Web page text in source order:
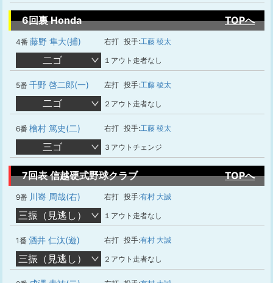
6回裏 Honda TOPへ
4番 藤野 隼大(捕) 右打 投手:工藤 稜太
二ゴ １アウト走者なし
5番 千野 啓二郎(一) 左打 投手:工藤 稜太
二ゴ ２アウト走者なし
6番 檜村 篤史(二) 右打 投手:工藤 稜太
三ゴ ３アウトチェンジ
7回表 信越硬式野球クラブ TOPへ
9番 川㟢 周哉(右) 右打 投手:有村 大誠
三振（見逃し） １アウト走者なし
1番 酒井 仁汰(遊) 右打 投手:有村 大誠
三振（見逃し） ２アウト走者なし